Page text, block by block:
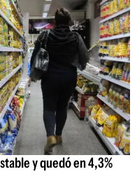
y quedó en 4,3%